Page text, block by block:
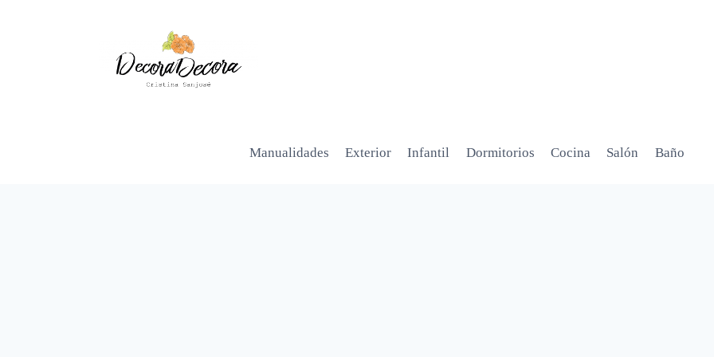
Manualidades Exterior Infantil Dormitorios Cocina Salón Baño